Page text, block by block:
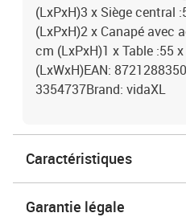
(LxPxH)3 x Siège central
(LxPxH)2 x Canapé avec
cm (LxPxH)1 x Table :55
(LxWxH)EAN:
3354737Brand: vidaXL
Caractéristiques
Garantie légale